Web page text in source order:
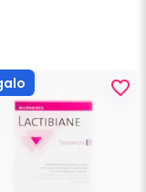
favorite_border